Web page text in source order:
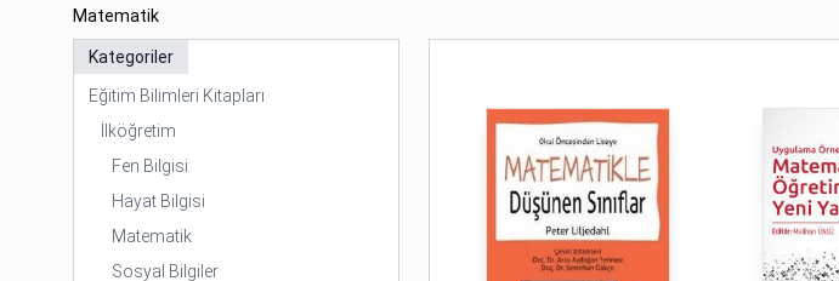
Matematik
Kategoriler
Eğitim Bilimleri Kitapları
İlköğretim
Fen Bilgisi
Hayat Bilgisi
Matematik
Sosyal Bilgiler